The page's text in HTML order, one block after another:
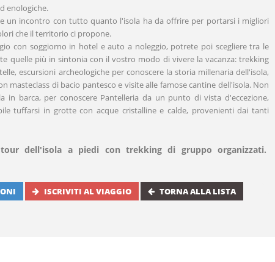
enologiche.
un incontro con tutto quanto l'isola ha da offrire per portarsi i migliori
che il territorio ci propone.
con soggiorno in hotel e auto a noleggio, potrete poi scegliere tra le
quelle più in sintonia con il vostro modo di vivere la vacanza: trekking
escursioni archeologiche per conoscere la storia millenaria dell'isola,
masteclass di bacio pantesco e visite alle famose cantine dell'isola. Non
in barca, per conoscere Pantelleria da un punto di vista d'eccezione,
tuffarsi in grotte con acque cristalline e calde, provenienti dai tanti
dell'isola a piedi con trekking di gruppo organizzati.
ISCRIVITI AL VIAGGIO TORNA ALLA LISTA